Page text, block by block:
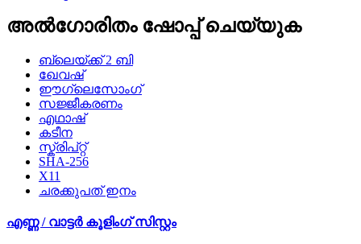
അൽഗോരിതം ഷോപ്പ് ചെയ്യുക
ബ്ലെയ്ക്ക് 2 ബി
ഖേവഷ്
ഈഗ്ലെസോംഗ്
സജ്ജീകരണം
എഥാഷ്
കടീന
സ്ക്രിപ്റ്റ്
SHA-256
X11
ചരക്കുപത് ഇനം
എണ്ണ / വാട്ടർ കൂളിംഗ് സിസ്റ്റം